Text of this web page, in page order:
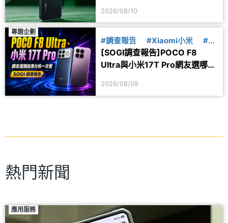
2026/08/10
專題企劃
#調查報告 #Xiaomi小米
#小
米17T
#POCO #F8
[SOGI調查報告]POCO F8
Ultra與小米17T Pro網友選哪
2026/08/09
熱門新聞
應用服務